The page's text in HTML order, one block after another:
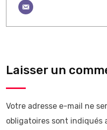
Laisser un
Votre adresse e-mail ne
obligatoires sont indiqués